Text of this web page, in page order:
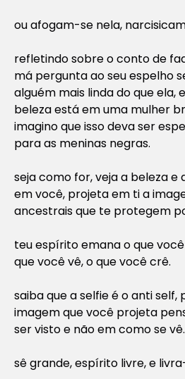
ou afogam-se nela,
refletindo sobre o conto de
má pergunta ao seu espelho
alguém mais linda do que ela,
beleza está em uma mulher
imagino que isso deva ser
para as meninas negras.
seja como for, veja a beleza e
em você, projeta em ti a
ancestrais que te protegem
teu espírito emana o que
que você vê, o que você crê.
saiba que a selfie é o anti self,
imagem que você projeta
ser visto e não em como se vê.
sê grande, espírito livre, e